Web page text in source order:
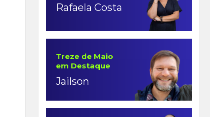
Rafaela Costa
Treze de Maio
em Destaque
Jailson